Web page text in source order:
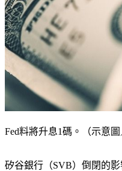
Fed料將升息1碼。（示意圖
矽谷銀行（SVB）倒閉的